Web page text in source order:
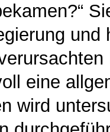
und
eine
wird